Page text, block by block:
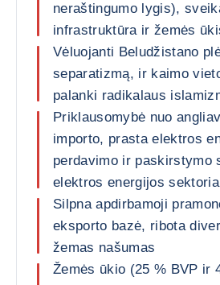
neraštingumo lygis),
infrastruktūra ir žemės
Vėluojanti Beludžistano
separatizmą, ir kaimo
palanki radikalaus
Priklausomybė nuo
importo, prasta elektros
perdavimo ir paskirstymo
elektros energijos
Silpna apdirbamoji
eksporto bazė, ribota
žemas našumas
Žemės ūkio (25 % BVP ir